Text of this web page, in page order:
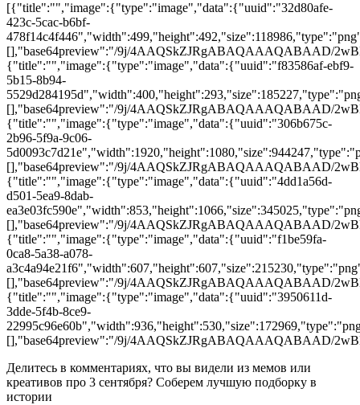
[{"title":"","image":{"type":"image","data":{"uuid":"32d80afe-
423c-5cac-b6bf-
[],"base64preview":"/9j/4AAQSkZJRgABAQAAAQABAAD/
{"title":"","image":{"type":"image","data":{"uuid":"f83586af-ebf9-
5b15-8b94-
[],"base64preview":"/9j/4AAQSkZJRgABAQAAAQABAAD/
{"title":"","image":{"type":"image","data":{"uuid":"306b675c-
2b96-5f9a-9c06-
[],"base64preview":"/9j/4AAQSkZJRgABAQAAAQABAAD/
{"title":"","image":{"type":"image","data":{"uuid":"4dd1a56d-
d501-5ea9-8dab-
[],"base64preview":"/9j/4AAQSkZJRgABAQAAAQABAAD/
{"title":"","image":{"type":"image","data":{"uuid":"f1be59fa-
0ca8-5a38-a078-
[],"base64preview":"/9j/4AAQSkZJRgABAQAAAQABAAD/
{"title":"","image":{"type":"image","data":{"uuid":"3950611d-
3dde-5f4b-8ce9-
[],"base64preview":"/9j/4AAQSkZJRgABAQAAAQABAAD/
Делитесь в комментариях, что вы видели из мемов или
креативов про 3 сентября? Соберем лучшую подборку в
истории